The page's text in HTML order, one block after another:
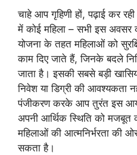
चाहे आप गृहिणी हों, पढ़ाई कर
में कोई महिला – सभी इस
योजना के तहत महिलाओं को
काम दिए जाते हैं, जिनके बदले
जाता है। इसकी सबसे बड़ी
निवेश या डिग्री की आवश्यकता
पंजीकरण करके आप तुरंत इस
अपनी आर्थिक स्थिति को
महिलाओं की आत्मनिर्भरता की
सकता है।